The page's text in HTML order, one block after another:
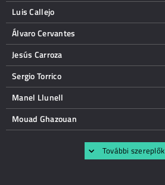
Luis Callejo
Álvaro Cervantes
Jesús Carroza
Sergio Torrico
Manel Llunell
Mouad Ghazouan
További szereplők